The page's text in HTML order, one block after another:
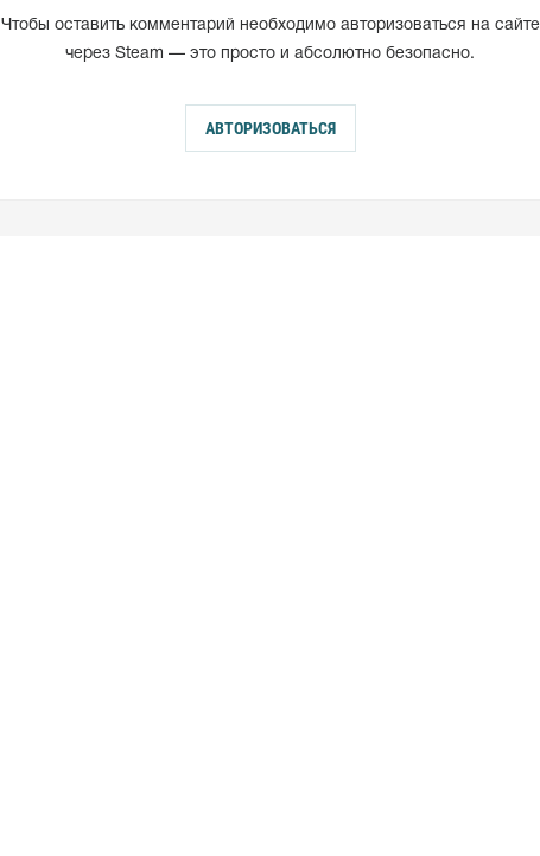
Чтобы оставить комментарий необходимо авторизоваться на сайте
через Steam — это просто и абсолютно безопасно.
АВТОРИЗОВАТЬСЯ